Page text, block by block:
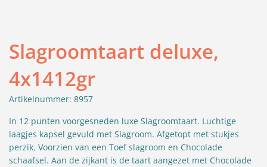
Slagroomtaart deluxe,
4x1412gr
Artikelnummer: 8957
In 12 punten voorgesneden luxe Slagroomtaart. Luchtige
laagjes kapsel gevuld met Slagroom. Afgetopt met stukjes
perzik. Voorzien van een Toef slagroom en Chocolade
schaafsel. Aan de zijkant is de taart aangezet met Chocolade